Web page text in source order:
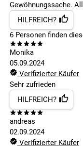
Gewöhnungssache.
HILFREICH?
6 Personen finden
Monika
05.09.2024
Verifizierter Käufer
Sehr zufrieden
HILFREICH?
andreas
02.09.2024
Verifizierter Käufer